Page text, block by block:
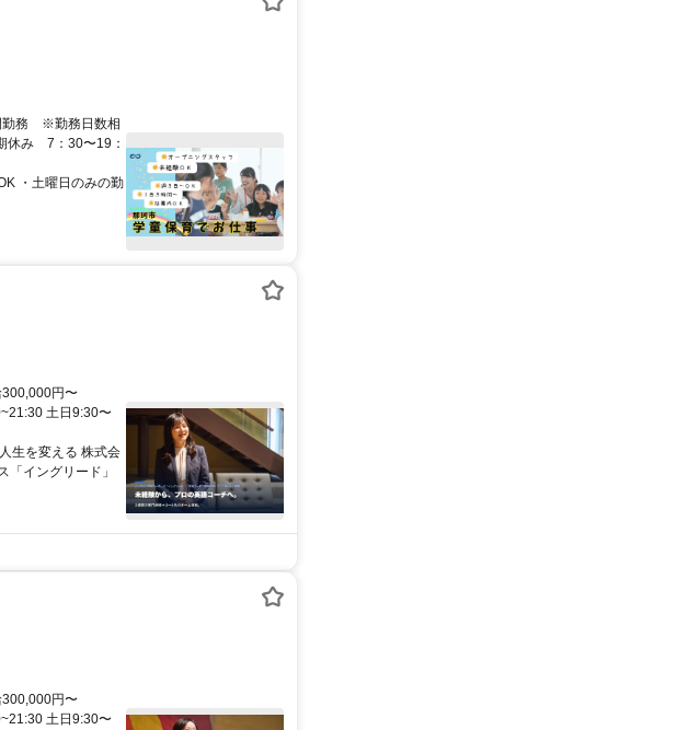
勤務 ※勤務日数相
休み 7：30〜19：
・土曜日のみの勤
300,000円〜
土日9:30〜
生を変える 株式会
イングリード」
300,000円〜
土日9:30〜